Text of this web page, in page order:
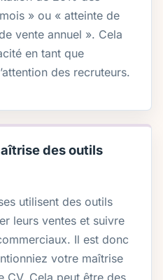
» ou « atteinte de
vente annuel ». Cela
en tant que
des recruteurs.
des outils
utilisent des outils
leurs ventes et suivre
Il est donc
votre maîtrise